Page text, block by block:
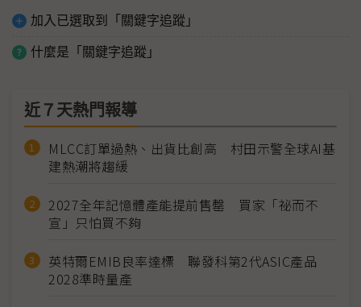
加入已選取到「關鍵字追蹤」
什麼是「關鍵字追蹤」
近７天熱門報導
MLCC訂單過熱、出貨比創高 村田示警全球AI基
建熱潮將趨緩
2027全年記憶體產能提前售罄 買家「祕而不
宣」只怕買不夠
英特爾EMIB良率達標 聯發科第2代ASIC產品
2028準時量產